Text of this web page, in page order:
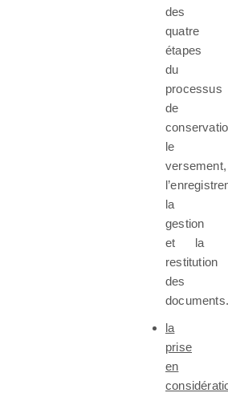
des
quatre
étapes
du
processus
de
le
versement,
la
gestion
et la
restitution
des
documents.
la
prise
en